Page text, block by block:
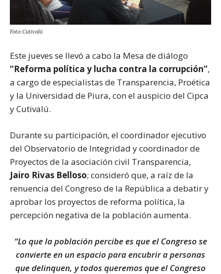
Foto: Cutivalú
Este jueves se llevó a cabo la Mesa de diálogo
“Reforma política y lucha contra la corrupción”,
a cargo de especialistas de Transparencia, Proética
y la Universidad de Piura, con el auspicio del Cipca
y Cutivalú.
Durante su participación, el coordinador ejecutivo
del Observatorio de Integridad y coordinador de
Proyectos de la asociación civil Transparencia,
Jairo Rivas Belloso; consideró que, a raíz de la
renuencia del Congreso de la República a debatir y
aprobar los proyectos de reforma política, la
percepción negativa de la población aumenta.
“Lo que la población percibe es que el Congreso se
convierte en un espacio para encubrir a personas
que delinquen, y todos queremos que el Congreso